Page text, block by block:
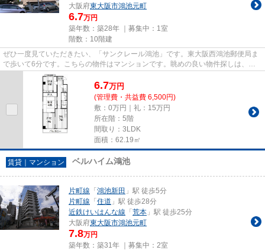
大阪府東大阪市鴻池元町
6.7万円
築年数：築28年 ｜募集中： 1室
階数：10階建
ぜひ一度見ていただきたい、「サンクレール鴻池」です。東大阪西鴻池郵便局ま
で歩いて6分です。こちらの物件はマンションです。眺めの良い物件探しは、こ
ちらの場所はいかがですか。住...
6.7万円
(管理費・共益費 6,500円)
敷：0万円｜礼：15万円
所在階：5階
間取り：3LDK
面積：62.19㎡
賃貸｜マンション ベルハイム鴻池
片町線 「 鴻池新田 」駅 徒歩5分
片町線 「 住道 」駅 徒歩28分
近鉄けいはんな線 「 荒本 」駅 徒歩25分
大阪府東大阪市鴻池元町
7.8万円
築年数：築31年 ｜募集中： 2室